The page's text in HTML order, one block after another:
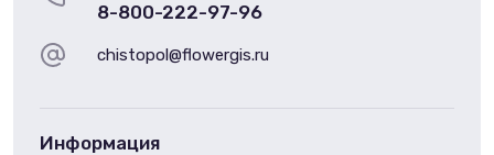
8-800-222-97-96
chistopol@flowergis.ru
Информация